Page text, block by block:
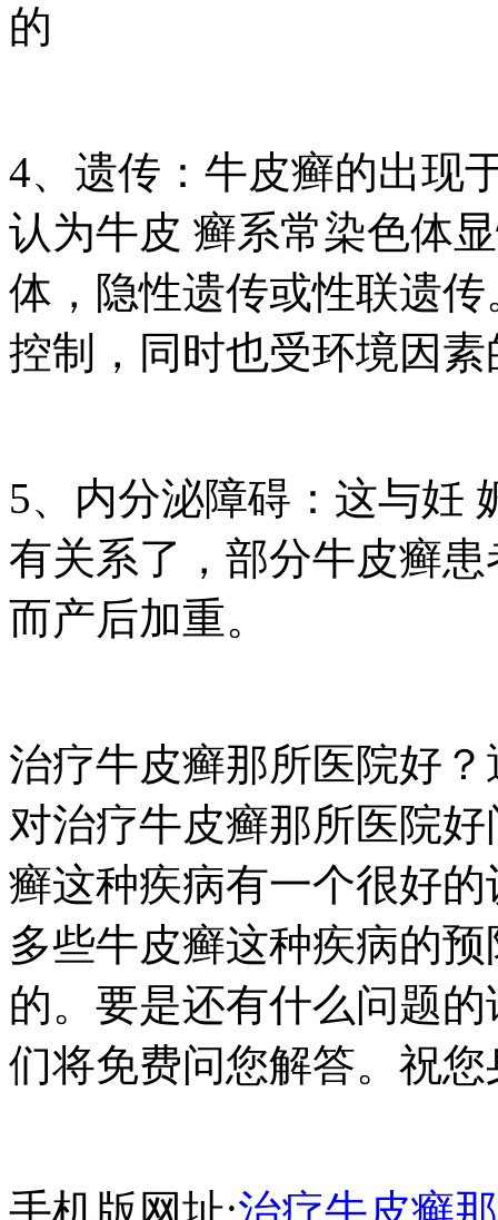
的
4、遗传：牛皮癣的出现
认为牛皮 癣系常染色体
体，隐性遗传或性联遗
控制，同时也受环境因
5、内分泌障碍：这与妊
有关系了，部分牛皮癣
而产后加重。
治疗牛皮癣那所医院好
对治疗牛皮癣那所医院
癣这种疾病有一个很好
多些牛皮癣这种疾病的
的。要是还有什么问题
们将免费问您解答。祝
手机版网址:治疗牛皮癣